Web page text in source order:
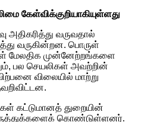
கேள்விக்குறியாகியுள்ளது
அதிகரித்து வருவதால்
வருகின்றன. பொருள்
மேலதிக முன்னேற்றங்களை
பல செயலிகள் அவற்றின்
விலையில் மாற்று
கட்டுமானத் துறையின்
கருத்துக்களைக் கொண்டுள்ளனர்.